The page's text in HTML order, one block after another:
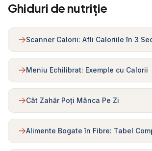
Ghiduri de nutriție
Scanner Calorii: Afli Caloriile în 3
Meniu Echilibrat: Exemple cu Calorii
Cât Zahăr Poți Mânca Pe Zi
Alimente Bogate în Fibre: Tabel